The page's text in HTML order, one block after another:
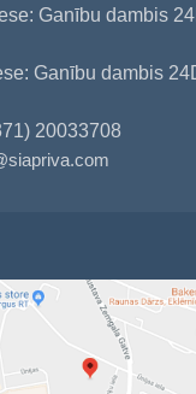
Ganību dambis
Ganību dambis
20033708